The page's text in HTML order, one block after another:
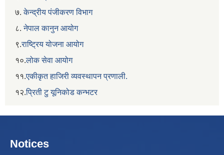
७.केन्द्रीय पंजीकरण विभाग
८.नेपाल कानुन आयोग
९.राष्ट्रिय योजना आयोग
१०.लोक सेवा आयोग
११.एकीकृत हाजिरी व्यवस्थापन प्रणाली.
१२.प्रिती टु यूनिकोड कन्भटर
Notices